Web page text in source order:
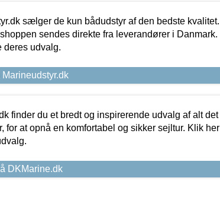
sælger de kun bådudstyr af den bedste kvalitet.
sendes direkte fra leverandører i Danmark.
deres udvalg.
finder du et bredt og inspirerende udvalg af alt det
for at opnå en komfortabel og sikker sejltur. Klik her
DKMarine.dk